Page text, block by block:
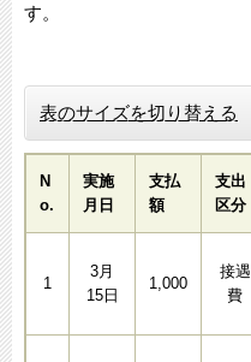
す。​
表のサイズを切り替える
N
o.
実施
月日
支払
額
支出
区分
1
3月
15日
1,000
接遇
費